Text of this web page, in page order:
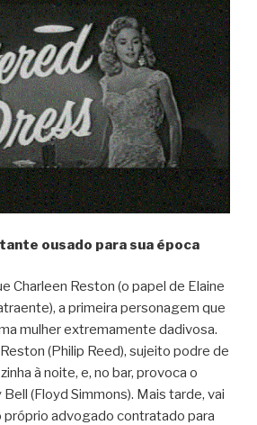
ousado para sua época
Charleen Reston (o papel de Elaine
a primeira personagem que
mulher extremamente dadivosa.
(Philip Reed), sujeito podre de
à noite, e, no bar, provoca o
(Floyd Simmons). Mais tarde, vai
advogado contratado para